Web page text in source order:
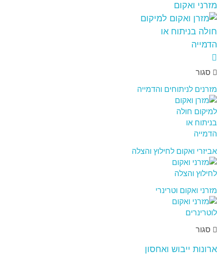
מזרני ואקום
סגור
מזרנים לניתוחים והדמייה
אביזרי ואקום לחילוץ והצלה
מזרני ואקום וטרינרי
סגור
ארונות ייבוש ואחסון